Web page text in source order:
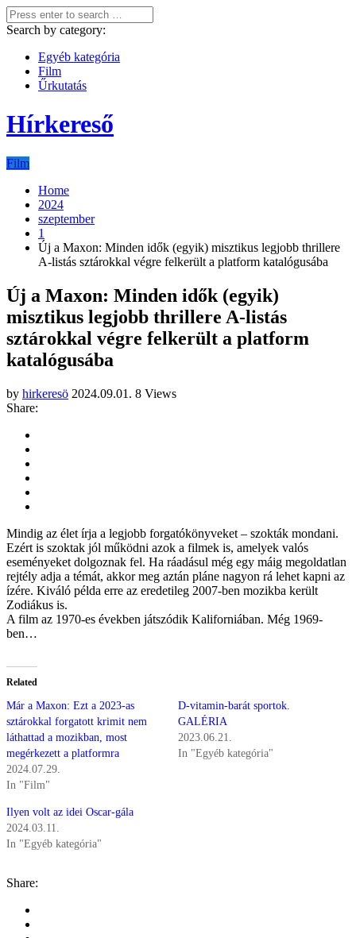
Search by category:
Egyéb kategória
Film
Űrkutatás
Hírkereső
Film
Home
2024
szeptember
1
Új a Maxon: Minden idők (egyik) misztikus legjobb thrillere
A-listás sztárokkal végre felkerült a platform katalógusába
Új a Maxon: Minden idők (egyik)
misztikus legjobb thrillere A-listás
sztárokkal végre felkerült a platform
katalógusába
by hirkeresö 2024.09.01. 8 Views
Share:
Mindig az élet írja a legjobb forgatókönyveket – szokták mondani.
Ezért is szoktak jól működni azok a filmek is, amelyek valós
eseményeket dolgoznak fel. Ha ráadásul még egy máig megoldatlan
rejtély adja a témát, akkor meg aztán pláne nagyon rá lehet kapni az
ízére. Kiváló példa erre az eredetileg 2007-ben mozikba került
Zodiákus is.
A film az 1970-es években játszódik Kaliforniában. Még 1969-
ben…
Related
Már a Maxon: Ezt a 2023-as
sztárokkal forgatott krimit nem
láthattad a mozikban, most
megérkezett a platformra
2024.07.29.
In "Film"
D-vitamin-barát sportok.
GALÉRIA
2023.06.21.
In "Egyéb kategória"
Ilyen volt az idei Oscar-gála
2024.03.11.
In "Egyéb kategória"
Share: